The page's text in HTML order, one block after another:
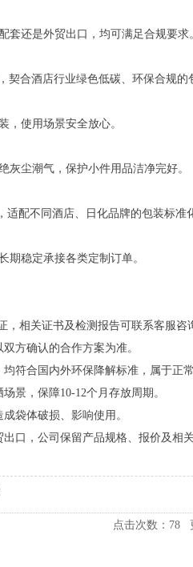
套还是外贸出口，均可满足合规要求
合酒店行业绿色低碳、环保合规的
，使用场景安全放心。
灰尘潮气，保护小件用品洁净完好。
配不同酒店、日化品牌的包装标准
期稳定承接各类定制订单。
，相关证书及检测报告可联系客服咨
方确认的合作方案为准。
符合国内外环保降解标准，属于正常
景，保障10-12个月存放周期。
袋体破损、影响使用。
口，公司保留产品规格、报价及相
点击次数： 78